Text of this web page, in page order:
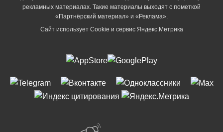
рекламных материалах. Такие материалы выходят с пометкой
«Партнёрский материал» и «Реклама».
Сайт использует Cookie и сервиc Яндекс.Метрика